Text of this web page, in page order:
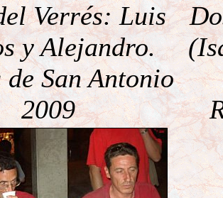
Verrés: Luis
y Alejandro.
de San Antonio
2009